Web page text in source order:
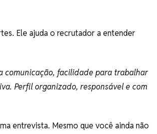
Ele ajuda o recrutador a entender
comunicação, facilidade para trabalhar
Perfil organizado, responsável e com
entrevista. Mesmo que você ainda não